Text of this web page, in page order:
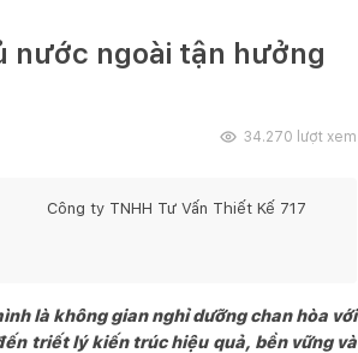
nước ngoài tận hưởng
34.270 lượt xem
Công ty TNHH Tư Vấn Thiết Kế 717
là không gian nghỉ dưỡng chan hòa với
triết lý kiến trúc hiệu quả, bền vững và